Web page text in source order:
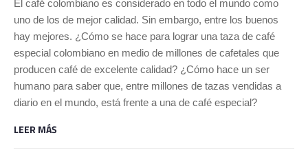
El café colombiano es considerado en todo el mundo como
uno de los de mejor calidad. Sin embargo, entre los buenos
hay mejores. ¿Cómo se hace para lograr una taza de café
especial colombiano en medio de millones de cafetales que
producen café de excelente calidad? ¿Cómo hace un ser
humano para saber que, entre millones de tazas vendidas a
diario en el mundo, está frente a una de café especial?
LEER MÁS